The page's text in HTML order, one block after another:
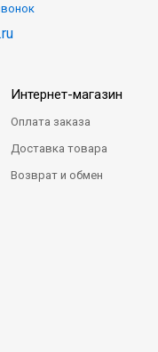
Интернет-магазин
Оплата заказа
Доставка товара
Возврат и обмен